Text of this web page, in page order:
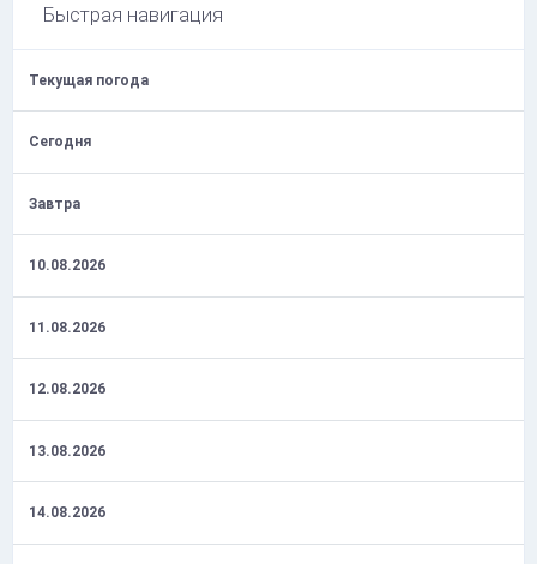
Быстрая навигация
Текущая погода
Сегодня
Завтра
10.08.2026
11.08.2026
12.08.2026
13.08.2026
14.08.2026